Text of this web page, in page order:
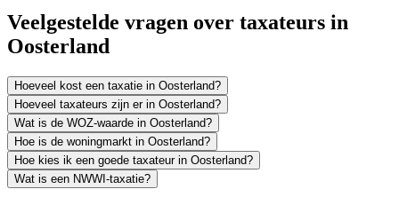
Veelgestelde vragen over taxateurs in
Oosterland
Hoeveel kost een taxatie in Oosterland?
Hoeveel taxateurs zijn er in Oosterland?
Wat is de WOZ-waarde in Oosterland?
Hoe is de woningmarkt in Oosterland?
Hoe kies ik een goede taxateur in Oosterland?
Wat is een NWWI-taxatie?